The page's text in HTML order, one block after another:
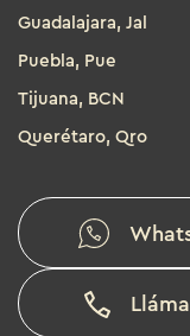
Guadalajara, Jal
Puebla, Pue
Tijuana, BCN
Querétaro, Qro